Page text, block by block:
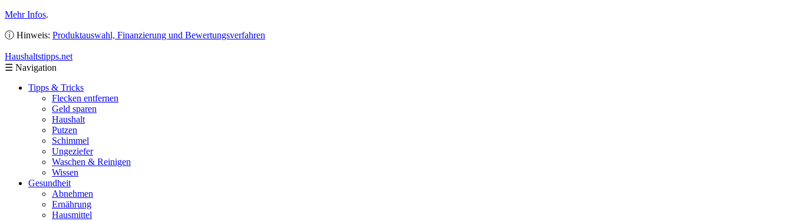
Mehr Infos.
ⓘ Hinweis: Produktauswahl, Finanzierung und Bewertungsverfahren
Haushaltstipps.net
☰ Navigation
Tipps & Tricks
Flecken entfernen
Geld sparen
Haushalt
Putzen
Schimmel
Ungeziefer
Waschen & Reinigen
Wissen
Gesundheit
Abnehmen
Ernährung
Hausmittel